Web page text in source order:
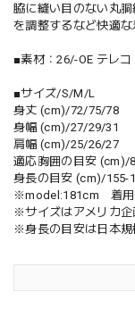
脇に縫い目のない丸
を調整するなど快適
■素材：26/-OE テレコ
■サイズ/S/M/L
身丈 (cm)/72/75/78
身幅 (cm)/27/29/31
肩幅 (cm)/25/26/27
適応胸囲の目安 (cm)/
身長の目安 (cm)/155-
※model:181cm 着用
※サイズはアメリカ企
※身長の目安は日本規